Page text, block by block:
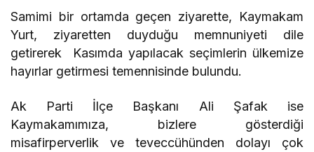
Samimi bir ortamda geçen ziyarette, Kaymakam
Yurt, ziyaretten duyduğu memnuniyeti dile
getirerek Kasımda yapılacak seçimlerin ülkemize
hayırlar getirmesi temennisinde bulundu.
Ak Parti İlçe Başkanı Ali Şafak ise
Kaymakamımıza, bizlere gösterdiği
misafirperverlik ve teveccühünden dolayı çok